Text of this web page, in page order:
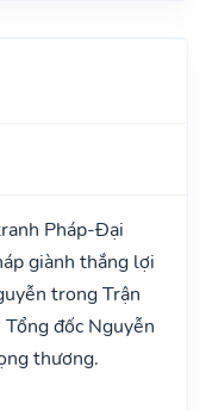
Pháp-Đại
giành thắng lợi
trong Trận
đốc Nguyễn
thương.